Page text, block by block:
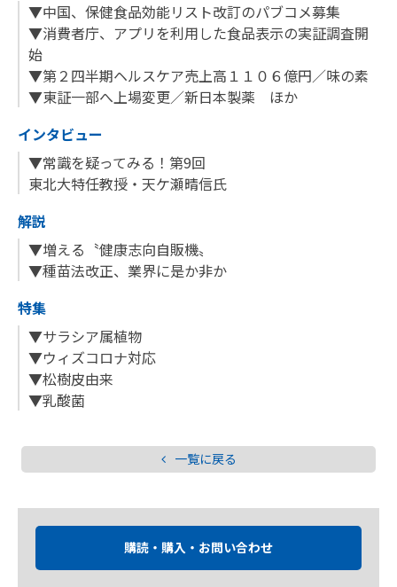
▼中国、保健食品効能リスト改訂のパブコメ募集
▼消費者庁、アプリを利用した食品表示の実証調査開
始
▼第２四半期ヘルスケア売上高１１０６億円／味の素
▼東証一部へ上場変更／新日本製薬 ほか
インタビュー
▼常識を疑ってみる！第9回
東北大特任教授・天ケ瀬晴信氏
解説
▼増える〝健康志向自販機〟
▼種苗法改正、業界に是か非か
特集
▼サラシア属植物
▼ウィズコロナ対応
▼松樹皮由来
▼乳酸菌
一覧に戻る
購読・購入・お問い合わせ